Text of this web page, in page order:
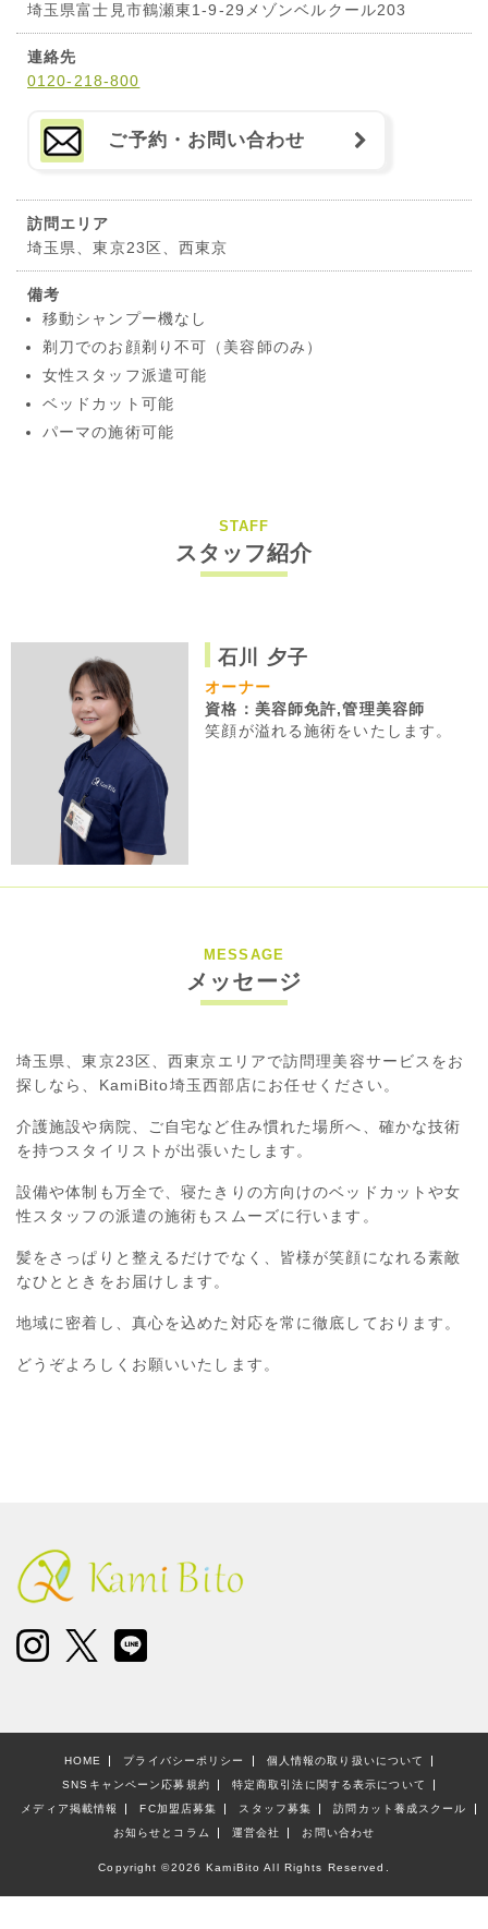
埼玉県富士見市鶴瀬東1-9-29メゾンベルクール203
連絡先
0120-218-800
ご予約・お問い合わせ
訪問エリア
埼玉県、東京23区、西東京
備考
移動シャンプー機なし
剃刀でのお顔剃り不可（美容師のみ）
女性スタッフ派遣可能
ベッドカット可能
パーマの施術可能
STAFF
スタッフ紹介
石川 夕子
オーナー
資格：美容師免許,管理美容師
笑顔が溢れる施術をいたします。
MESSAGE
メッセージ
埼玉県、東京23区、西東京エリアで訪問理美容サービスをお
探しなら、KamiBito埼玉西部店にお任せください。
介護施設や病院、ご自宅など住み慣れた場所へ、確かな技術
を持つスタイリストが出張いたします。
設備や体制も万全で、寝たきりの方向けのベッドカットや女
性スタッフの派遣の施術もスムーズに行います。
髪をさっぱりと整えるだけでなく、皆様が笑顔になれる素敵
なひとときをお届けします。
地域に密着し、真心を込めた対応を常に徹底しております。
どうぞよろしくお願いいたします。
HOME プライバシーポリシー
個人情報の取り扱いについて
SNSキャンペーン応募規約
特定商取引法に関する表示について
メディア掲載情報
FC加盟店募集 スタッフ募集
訪問カット養成スクール
お知らせとコラム
運営会社 お問い合わせ
Copyright ©2026 KamiBito All Rights Reserved.